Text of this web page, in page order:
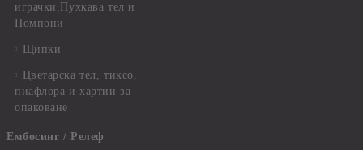
играчки,Пухкава тел и
Помпони
Щипки
Цветарска тел, тиксо,
пиафлора и хартии за
опаковане
Ембосинг / Релеф